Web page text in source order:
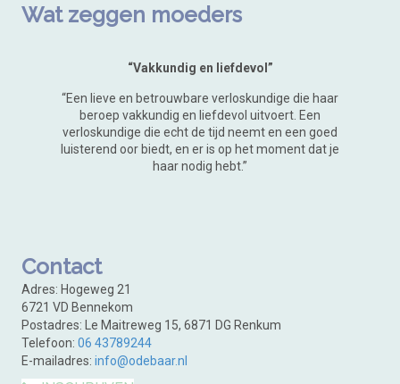
Wat zeggen moeders
“Vakkundig en liefdevol”
“Een lieve en betrouwbare verloskundige die haar
beroep vakkundig en liefdevol uitvoert. Een
verloskundige die echt de tijd neemt en een goed
luisterend oor biedt, en er is op het moment dat je
haar nodig hebt.”
Contact
Adres: Hogeweg 21
6721 VD Bennekom
Postadres: Le Maitreweg 15, 6871 DG Renkum
Telefoon: 06 43789244
E-mailadres: info@odebaar.nl